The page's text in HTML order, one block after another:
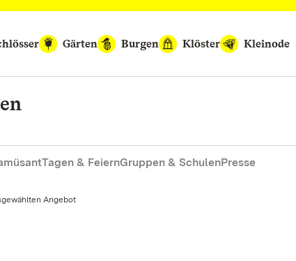
Gärten Burgen Klöster Kleinode
Tagen & FeiernGruppen & SchulenPresse
Angebot